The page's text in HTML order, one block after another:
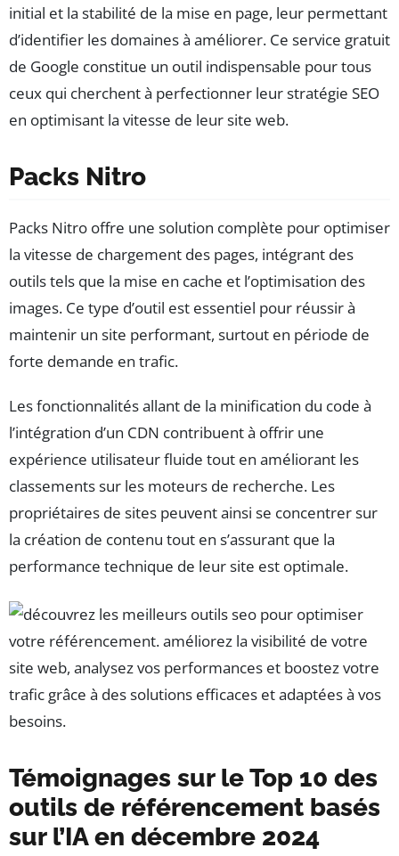
initial et la stabilité de la mise en page, leur permettant
d’identifier les domaines à améliorer. Ce service gratuit
de Google constitue un outil indispensable pour tous
ceux qui cherchent à perfectionner leur stratégie SEO
en optimisant la vitesse de leur site web.
Packs Nitro
Packs Nitro offre une solution complète pour optimiser
la vitesse de chargement des pages, intégrant des
outils tels que la mise en cache et l’optimisation des
images. Ce type d’outil est essentiel pour réussir à
maintenir un site performant, surtout en période de
forte demande en trafic.
Les fonctionnalités allant de la minification du code à
l’intégration d’un CDN contribuent à offrir une
expérience utilisateur fluide tout en améliorant les
classements sur les moteurs de recherche. Les
propriétaires de sites peuvent ainsi se concentrer sur
la création de contenu tout en s’assurant que la
performance technique de leur site est optimale.
Témoignages sur le Top 10 des
outils de référencement basés
sur l’IA en décembre 2024